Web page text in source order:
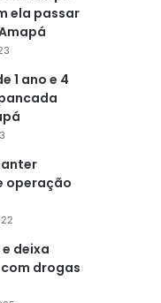
ela passar
1 ano e 4
operação
deixa
drogas